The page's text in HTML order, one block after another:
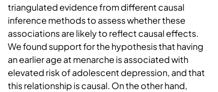
triangulated evidence from different causal
inference methods to assess whether these
associations are likely to reflect causal effects.
We found support for the hypothesis that having
an earlier age at menarche is associated with
elevated risk of adolescent depression, and that
this relationship is causal. On the other hand,